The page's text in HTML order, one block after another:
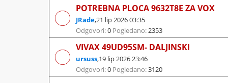
POTREBNA PLOCA 9632T8E ZA VOX
JRade,21 lip 2026 03:35
Odgovori:0 Pogledano:2353
VIVAX 49UD95SM- DALJINSKI
ursuss,19 lip 2026 23:46
Odgovori:0 Pogledano:3120